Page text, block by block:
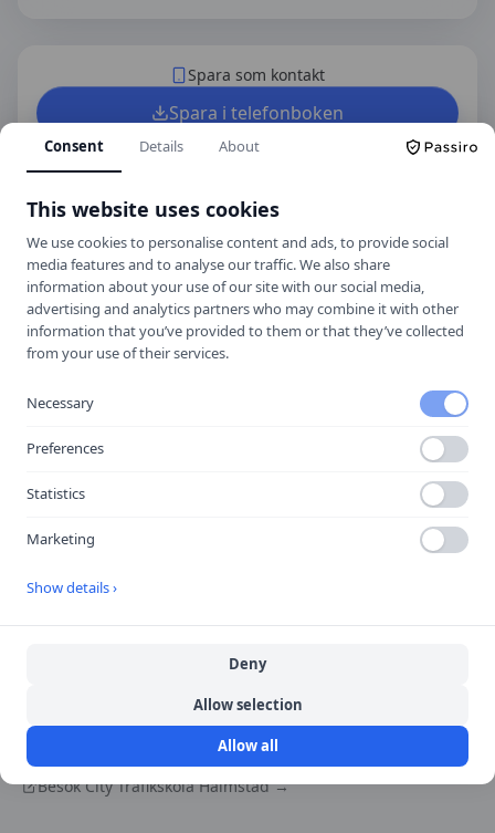
Spara som kontakt
Spara i telefonboken
Laddar ner ett kontaktkort som du kan lägga
Hitta hit
BesökCity Trafikskola Halmstad→
Consent Details About
This website uses cookies
We use cookies to personalise content and ads, to provide social
media features and to analyse our traffic. We also share
information about your use of our site with our social media,
advertising and analytics partners who may combine it with other
information that you’ve provided to them or that they’ve collected
from your use of their services.
Necessary
Preferences
Statistics
Marketing
Show details ›
Deny
Allow selection
Allow all